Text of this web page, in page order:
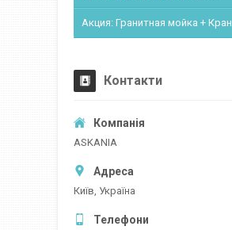
Акция: Гранитная мойка + Кран
Контакти
ASKANIA
Київ, Україна